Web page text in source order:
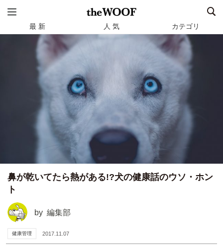
最 新 人 気 カテゴリ
鼻が乾いてたら熱がある!?犬の健康話のウソ・ホン
ト
by 編集部
健康管理 2017.11.07